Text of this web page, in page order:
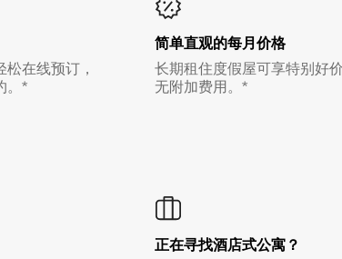
在线预订，
。*
简单直观的每月价格
长期租住度假屋可享特别好
无附加费用。*
正在寻找酒店式公寓？